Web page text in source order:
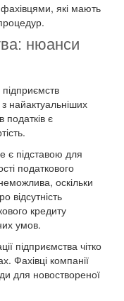
які мають
нюанси
найактуальніших
податків є
є підставою для
податкового
оскільки
відсутність
кредиту
умов.
підприємства чітко
Фахівці компанії
для новоствореної